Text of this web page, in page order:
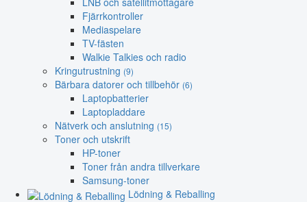
Fjärrkontroller
Mediaspelare
TV-fästen
Walkie Talkies och radio
Kringutrustning (9)
Bärbara datorer och tillbehör (6)
Laptopbatterier
Laptopladdare
Nätverk och anslutning (15)
Toner och utskrift
HP-toner
Toner från andra tillverkare
Samsung-toner
Lödning & Reballing